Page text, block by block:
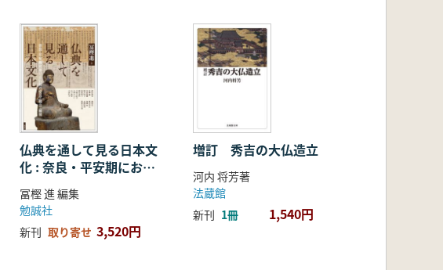
仏典を通して見る日本文
化 : 奈良・平安期におけ
る仏教の受容・融合・展
開
冨樫 進 編集
勉誠社
新刊 取り寄せ 3,520円
増訂 秀吉の大仏造立
河内 将芳著
法蔵館
新刊 1冊 1,540円